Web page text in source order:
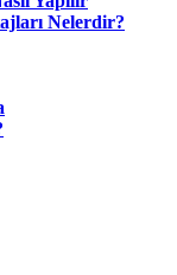
Nelerdir?